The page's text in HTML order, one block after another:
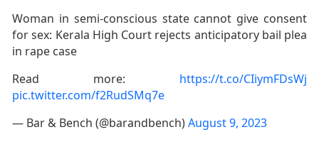
Woman in semi-conscious state cannot give consent
for sex: Kerala High Court rejects anticipatory bail plea
in rape case
Read more: https://t.co/CIiymFDsWj
pic.twitter.com/f2RudSMq7e
— Bar & Bench (@barandbench)August 9, 2023